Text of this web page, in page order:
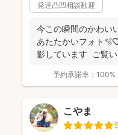
発達凸凹相談歓迎
今この瞬間のかわい
あたたかいフォト
影しています ご覧
予約承諾率： 100%
こやま